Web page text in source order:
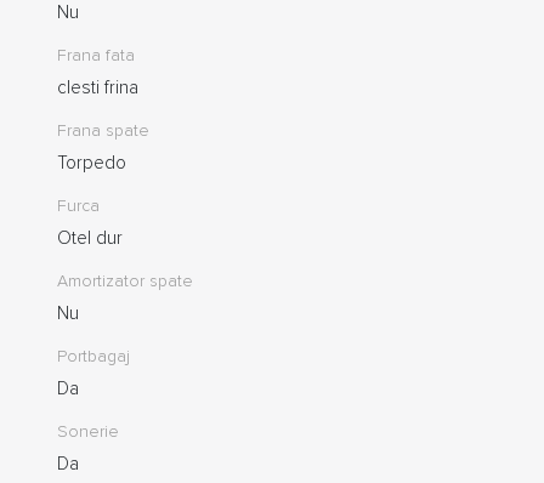
Nu
Frana fata
clesti frina
Frana spate
Torpedo
Furca
Otel dur
Amortizator spate
Nu
Portbagaj
Da
Sonerie
Da